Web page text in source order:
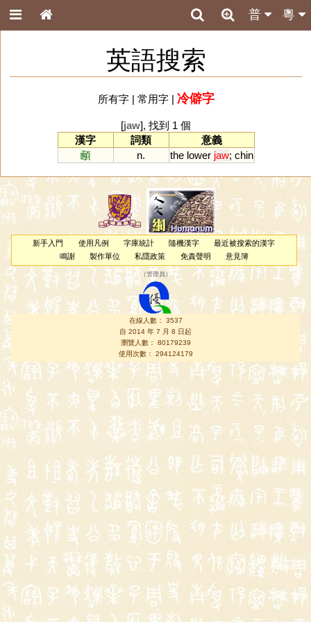
粵
普
英語搜索
所有字| 常用字| 冷僻字
[jaw], 找到 1 個
漢字
詞類
意義
顄
n. the lower jaw; chin
新手入門 使用凡例 字庫統計 隨機漢字
最近被搜索的漢字
鳴謝
製作單位 私隱政策 免責聲明 意見簿
（管理員 ）
在線人數： 3537
自 2014 年 7 月 8 日起
瀏覽人數： 80179239
使用次數： 294124179